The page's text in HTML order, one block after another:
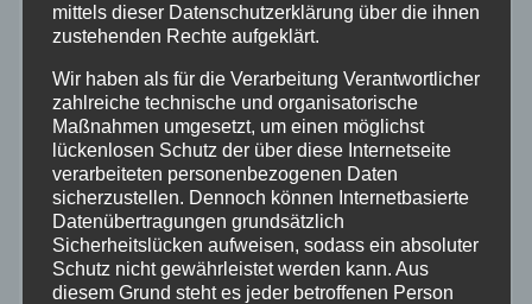
Neuwied
Polizei
Rettungsdienst
Rhein-Lahn
THW
mittels dieser Datenschutzerklärung über die ihnen
zustehenden Rechte aufgeklärt.
Wir haben als für die Verarbeitung Verantwortlicher
zahlreiche technische und organisatorische
Maßnahmen umgesetzt, um einen möglichst
lückenlosen Schutz der über diese Internetseite
verarbeiteten personenbezogenen Daten
sicherzustellen. Dennoch können Internetbasierte
Datenübertragungen grundsätzlich
Sicherheitslücken aufweisen, sodass ein absoluter
Schutz nicht gewährleistet werden kann. Aus
diesem Grund steht es jeder betroffenen Person